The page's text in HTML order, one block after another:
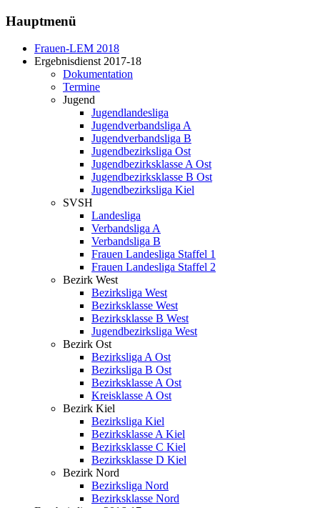
Hauptmenü
Frauen-LEM 2018
Ergebnisdienst 2017-18
Dokumentation
Termine
Jugend
Jugendlandesliga
Jugendverbandsliga A
Jugendverbandsliga B
Jugendbezirksliga Ost
Jugendbezirksklasse A Ost
Jugendbezirksklasse B Ost
Jugendbezirksliga Kiel
SVSH
Landesliga
Verbandsliga A
Verbandsliga B
Frauen Landesliga Staffel 1
Frauen Landesliga Staffel 2
Bezirk West
Bezirksliga West
Bezirksklasse West
Bezirksklasse B West
Jugendbezirksliga West
Bezirk Ost
Bezirksliga A Ost
Bezirksliga B Ost
Bezirksklasse A Ost
Kreisklasse A Ost
Bezirk Kiel
Bezirksliga Kiel
Bezirksklasse A Kiel
Bezirksklasse C Kiel
Bezirksklasse D Kiel
Bezirk Nord
Bezirksliga Nord
Bezirksklasse Nord